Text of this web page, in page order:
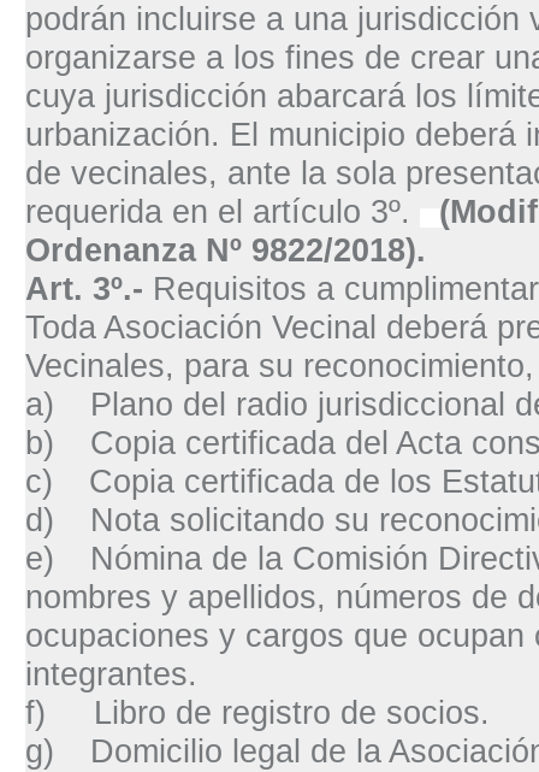
podrán incluirse a una jurisdicción
organizarse a los fines de crear
cuya jurisdicción abarcará los
urbanización. El municipio deberá
de vecinales, ante la sola
requerida en el artículo 3º.
Ordenanza Nº 9822/2018).
Art. 3º.- Requisitos a
Toda Asociación Vecinal deberá
Vecinales, para su
a)
Plano del radio jurisdiccional
b)
Copia certificada del Acta
c)
Copia certificada de los
d)
Nota solicitando su
e)
Nómina de la Comisión
nombres y apellidos, números de
ocupaciones y cargos que ocupan
integrantes.
f)
Libro de registro de socios.
g)
Domicilio legal de la